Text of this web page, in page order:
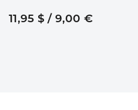
11,95 $ / 9,00 €